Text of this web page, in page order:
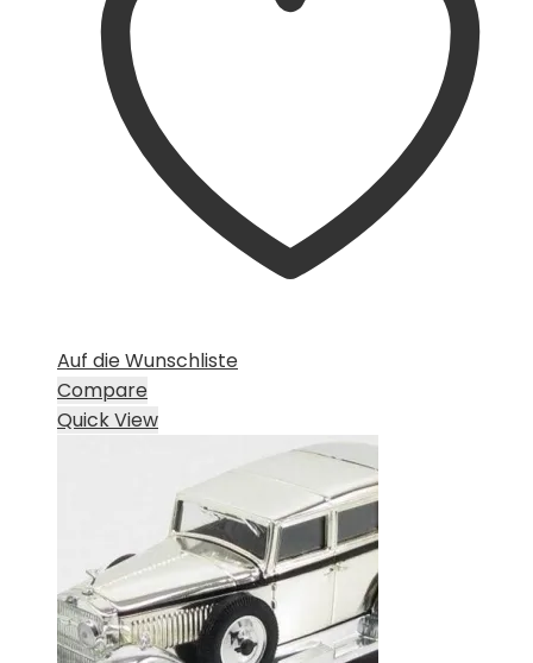
Auf die Wunschliste
Compare
Quick View